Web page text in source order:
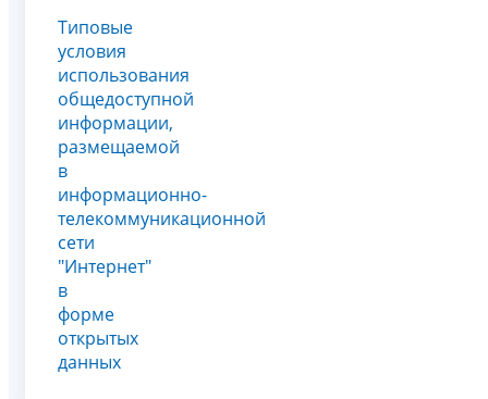
Типовые
условия
использования
общедоступной
информации,
размещаемой
в
информационно-
телекоммуникационной
сети
"Интернет"
в
форме
открытых
данных